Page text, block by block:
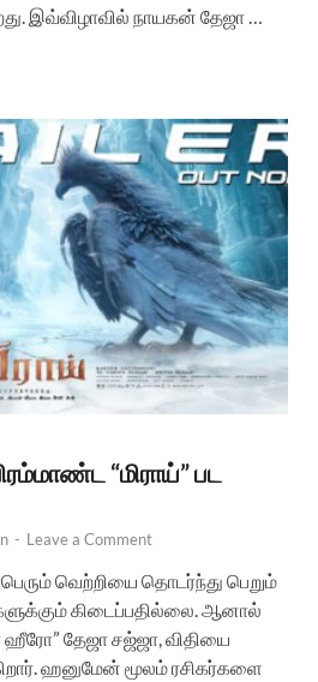
இவ்விழாவில் நாயகன் தேஜா …
“மிராய்” பட
- Leave a Comment
வெற்றியை தொடர்ந்து பெறும்
கிடைப்பதில்லை. ஆனால்
ஹீரோ” தேஜா சஜ்ஜா, விதியை
ஹனுமேன் மூலம் ரசிகர்களை